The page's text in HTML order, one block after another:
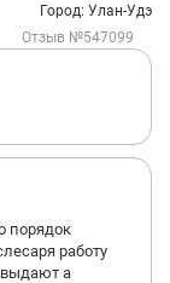
Город: Улан-Удэ
Отзыв №547099
порядок
работу
выдают а